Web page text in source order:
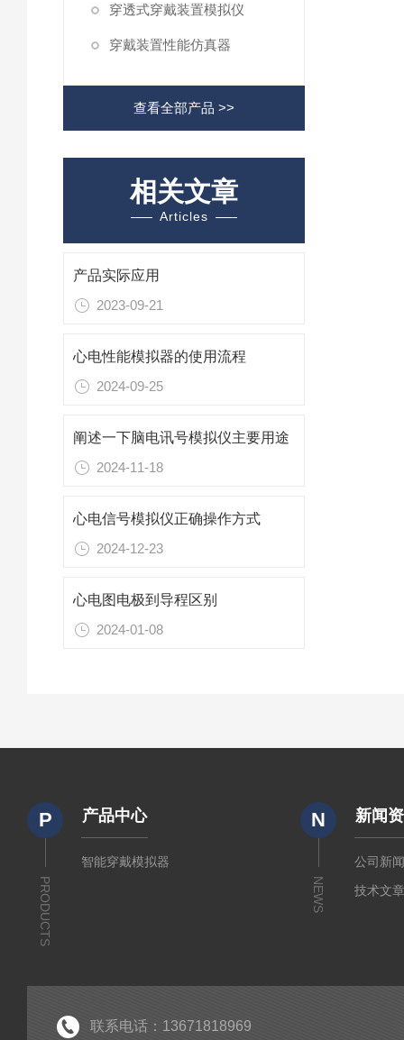
穿透式穿戴装置模拟仪
穿戴装置性能仿真器
查看全部产品 >>
相关文章
Articles
产品实际应用
2023-09-21
心电性能模拟器的使用流程
2024-09-25
阐述一下脑电讯号模拟仪主要用途
2024-11-18
心电信号模拟仪正确操作方式
2024-12-23
心电图电极到导程区别
2024-01-08
P
PRODUCTS
产品中心
智能穿戴模拟器
N
NEWS
新闻
公司新
技术文
联系电话：13671818969